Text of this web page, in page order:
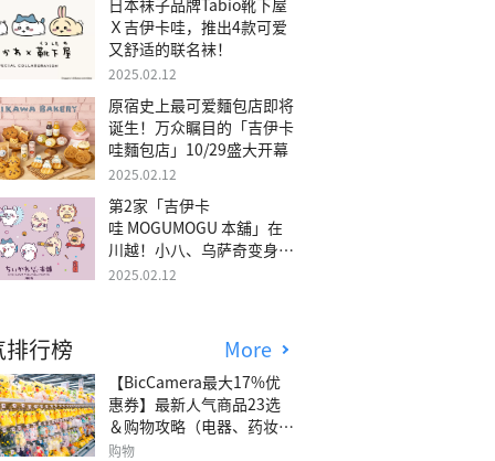
日本袜子品牌Tabio靴下屋
Ｘ吉伊卡哇，推出4款可爱
又舒适的联名袜！
2025.02.12
原宿史上最可爱麵包店即将
诞生！万众瞩目的「吉伊卡
哇麵包店」10/29盛大开幕
2025.02.12
第2家「吉伊卡
哇 MOGUMOGU 本舖」在
川越！小八、乌萨奇变身可
爱地瓜！
2025.02.12
行榜 More
【BicCamera最大17%优
惠券】最新人气商品23选
＆购物攻略（电器、药妆、
玩具等）
购物